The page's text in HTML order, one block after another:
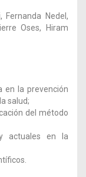
Fernanda Nedel,
Oses, Hiram
en la prevención
salud;
del método
actuales en la